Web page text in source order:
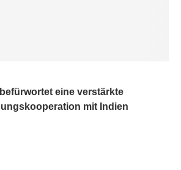
eine verstärkte
mit Indien